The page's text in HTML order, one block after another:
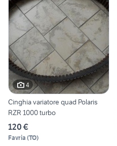
4
Cinghia variatore quad Polaris
RZR 1000 turbo
120 €
Favria (TO)